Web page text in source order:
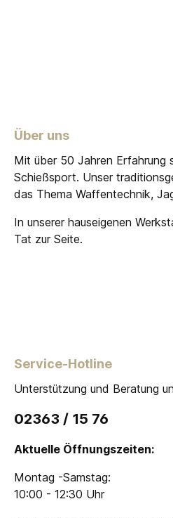
Über uns
Mit über 50 Jahren Erfahrung
Schießsport. Unser
das Thema Waffentechnik,
In unserer hauseigenen
Tat zur Seite.
Service-Hotline
Unterstützung und Beratung
02363 / 15 76
Aktuelle Öffnungszeiten:
Montag -Samstag:
10:00 - 12:30 Uhr